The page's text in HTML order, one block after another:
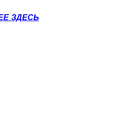
ЗДЕСЬ